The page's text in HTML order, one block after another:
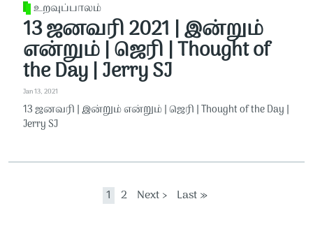
உறவுப்பாலம்
13 ஜனவரி 2021 | இன்றும்
என்றும் | ஜெரி | Thought of
the Day | Jerry SJ
Jan 13, 2021
13 ஜனவரி | இன்றும் என்றும் | ஜெரி | Thought of the Day |
Jerry SJ
Pagination
Current page
1 Page
2 Next page
Next › Last page
Last »